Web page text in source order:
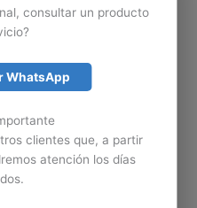
apagado repentino o
o problemas causados por
el mismo. Contamos con
de ventiladores Acer
del ventilador de un
a la ligera. Si no tiene
consultar un producto
WhatsApp
clientes que, a partir
atención los días